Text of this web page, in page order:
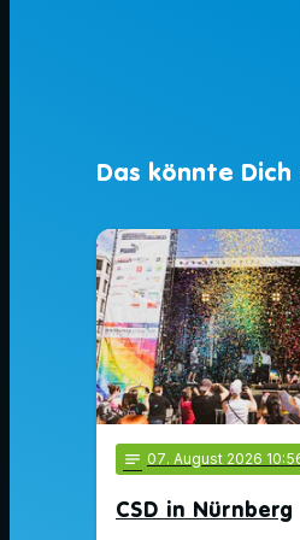
Das könnte
notes 07. August 2026
CSD in Nürnberg